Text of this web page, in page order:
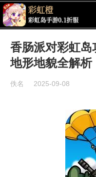
香肠派对彩虹岛
地形地貌全解析
佚名 2025-09-08